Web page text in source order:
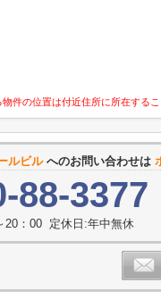
件の位置は付近住所に所在する
ルビルへのお問い合わせは
88-3377
20：00 定休日:年中無休